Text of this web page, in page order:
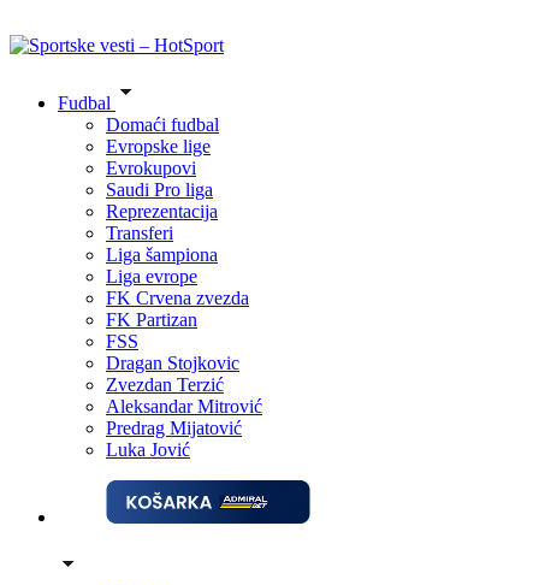
Fudbal
Domaći fudbal
Evropske lige
Evrokupovi
Saudi Pro liga
Reprezentacija
Transferi
Liga šampiona
Liga evrope
FK Crvena zvezda
FK Partizan
FSS
Dragan Stojkovic
Zvezdan Terzić
Aleksandar Mitrović
Predrag Mijatović
Luka Jović